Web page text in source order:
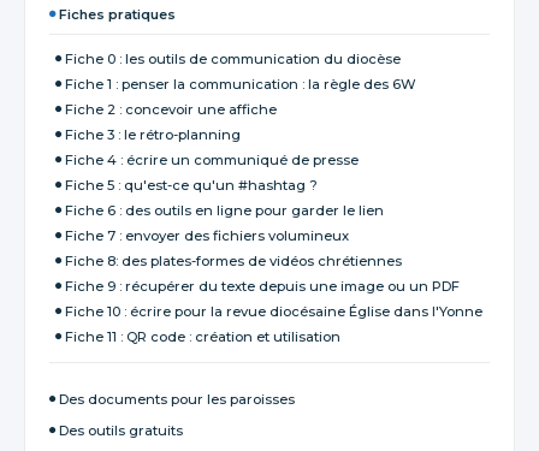
Fiches pratiques
Fiche 0 : les outils de communication du diocèse
Fiche 1 : penser la communication : la règle des 6W
Fiche 2 : concevoir une affiche
Fiche 3 : le rétro-planning
Fiche 4 : écrire un communiqué de presse
Fiche 5 : qu'est-ce qu'un #hashtag ?
Fiche 6 : des outils en ligne pour garder le lien
Fiche 7 : envoyer des fichiers volumineux
Fiche 8: des plates-formes de vidéos chrétiennes
Fiche 9 : récupérer du texte depuis une image ou un PDF
Fiche 10 : écrire pour la revue diocésaine Église dans l'Yonne
Fiche 11 : QR code : création et utilisation
Des documents pour les paroisses
Des outils gratuits